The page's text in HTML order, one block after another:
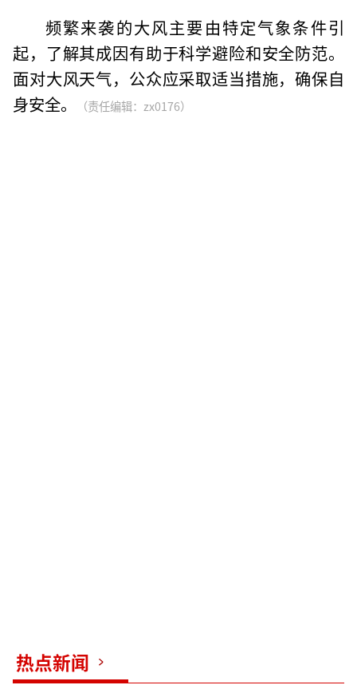
频繁来袭的大风主要由特定气象条件引
起，了解其成因有助于科学避险和安全防范。
面对大风天气，公众应采取适当措施，确保自
身安全。
（责任编辑：zx0176）
热点新闻